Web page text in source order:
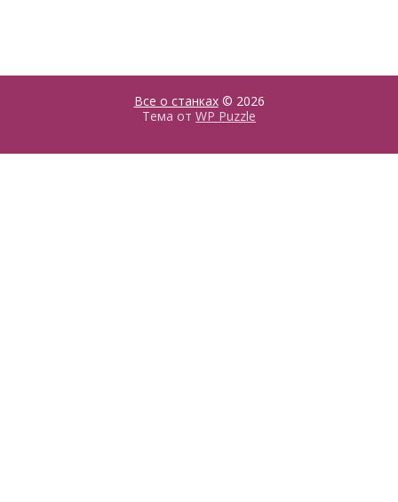
Все о станках© 2026
Тема от WP Puzzle